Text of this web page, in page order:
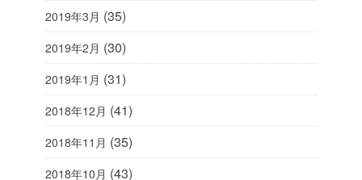
2019年3月 (35)
2019年2月 (30)
2019年1月 (31)
2018年12月 (41)
2018年11月 (35)
2018年10月 (43)